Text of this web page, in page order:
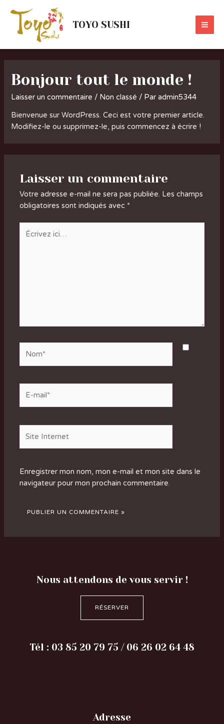
contenu
TOYO SUSHI
Bonjour tout le monde !
Laisser un commentaire / Non classé / Paradmin5344
Bienvenue sur WordPress. Ceci est votre premier article.
Modifiez-le ou supprimez-le, puis commencez à écrire !
Laisser un commentaire
Votre adresse e-mail ne sera pas publiée. Les champs
obligatoires sont indiqués avec *
Écrivez
ici…
mail*
Internet
Enregistrer mon nom, mon e-mail et mon site dans le
navigateur pour mon prochain commentaire.
Nous attendons de vous servir !
RÉSERVER
Tél : 03 85 20 79 75 / 06 26 02 64 48
Adresse